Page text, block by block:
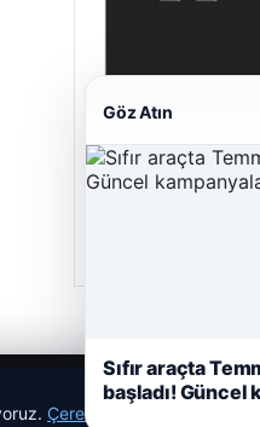
Hastaş Beton
26/05/2026
Çerez Politikamız
Göz Atın
Sıfır araçta
başladı! Güncel